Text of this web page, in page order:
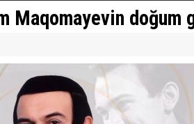
Maqomayevin doğum